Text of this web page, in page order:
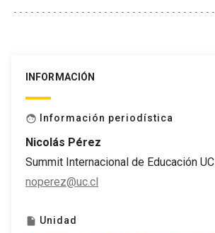
INFORMACIÓN
face Información periodística
Nicolás Pérez
Summit Internacional de Educación UC
noperez@uc.cl
insert_drive_file Unidad